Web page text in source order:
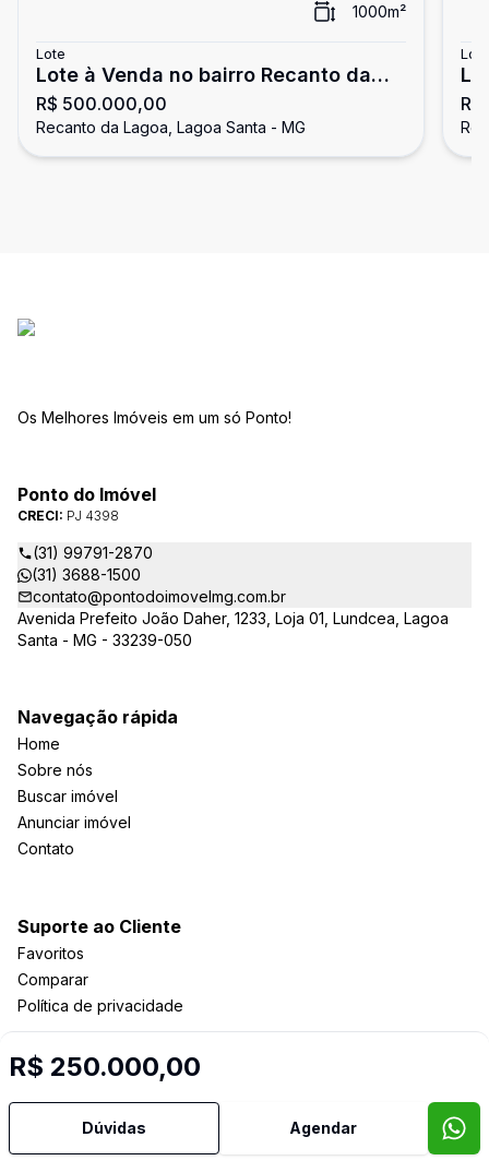
1000m²
Lote
Lote à Venda no bairro Recanto da
Lagoa
R$ 500.000,00
Recanto da Lagoa, Lagoa Santa - MG
Lote
R$ 250.000,00
Dúvidas Agendar
Os Melhores Imóveis em um só Ponto!
Ponto do Imóvel
CRECI: PJ 4398
(31) 99791-2870
(31) 3688-1500
contato@pontodoimovelmg.com.br
Avenida Prefeito João Daher, 1233, Loja 01, Lundcea, Lagoa
Santa - MG - 33239-050
Navegação rápida
Home
Sobre nós
Buscar imóvel
Anunciar imóvel
Contato
Suporte ao Cliente
Favoritos
Comparar
Política de privacidade
Selo de Tecnologia Loft